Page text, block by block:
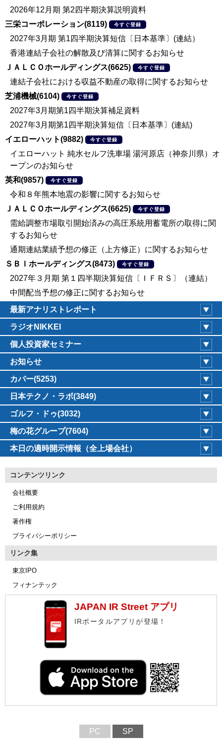
2026年12月期 第2四半期決算説明資料
三栄コーポレーション(8119)
今すぐ登録
2027年3月期 第1四半期決算短信〔日本基準〕(連結）
香港連結子会社の解散及び清算に関するお知らせ
ＪＡＬＣＯホールディングス(6625)
今すぐ登録
連結子会社における収益不動産の取得に関するお知らせ
芝浦機械(6104)
今すぐ登録
2027年3月期第1四半期決算補足資料
2027年3月期第1四半期決算短信〔日本基準〕(連結)
イエローハット(9882)
今すぐ登録
イエローハット 純水セルフ洗車場 湯河原店（神奈川県）オ
ープンのお知らせ
英和(9857)
今すぐ登録
令和８年熊本地震の影響に関するお知らせ
ＪＡＬＣＯホールディングス(6625)
今すぐ登録
需給調整市場取引開始済みの高圧系統用蓄電所の取得に関
するお知らせ
通期連結業績予想の修正（上方修正）に関するお知らせ
ＳＢＩホールディングス(8473)
今すぐ登録
2027年３月期 第１四半期決算短信〔ＩＦＲＳ〕（連結）
中間配当予想の修正に関するお知らせ
最新アナリストレポート
ラジオNIKKEI
個人投資家セミナー
お知らせ
カバー(5253)
日本テクノ・ラボ(3849)
ゴルフ・ドゥ(3032)
梅の花グループ(7604)
本日の適時開示情報（全上場会社）
コンテンツリンク
会社概要
ご利用規約
著作権
プライバシーポリシー
リンク集
東京IPO
フィナンテック
JAPAN IR Street アプリ
IRポータルアプリが登場！
PC SP